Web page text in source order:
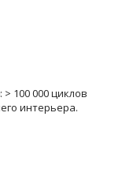
100 000 циклов
интерьера.